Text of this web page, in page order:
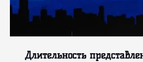
Длительность